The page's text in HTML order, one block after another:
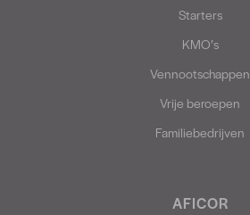
Starters
KMO’s
Vennootschappen
Vrije beroepen
Familiebedrijven
AFICOR